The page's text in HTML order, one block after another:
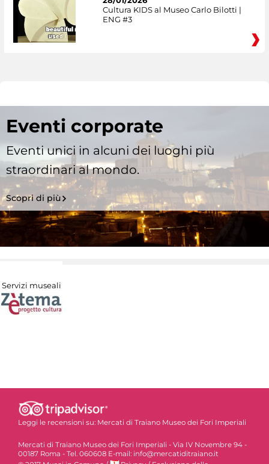
Cultura KIDS al Museo Carlo Bilotti |
ENG #3
Eventi corporate
Eventi unici in alcuni dei luoghi più
straordinari al mondo.
Scopri di più
Servizi museali
Leggi le recensioni su: Mercati di Traiano Museo dei Fori Imperiali
Mercati di Traiano Museo dei Fori Imperiali - Via IV Novembre 94 -
00187 Roma - Tel. 060608 E-mail: info@mercatiditraiano.it